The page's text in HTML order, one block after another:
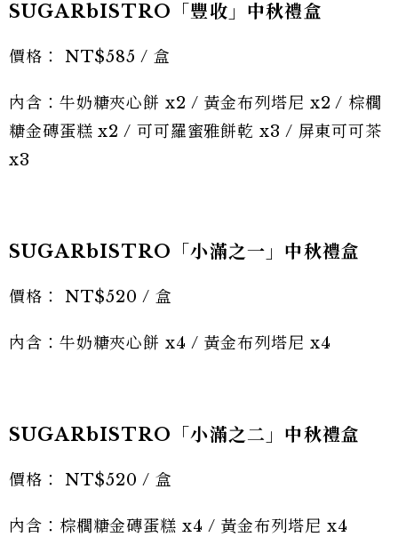
SUGARbISTRO「豐收」中秋禮盒
價格： NT$585 / 盒
內含：牛奶糖夾心餅 x2 / 黃金布列塔尼 x2 / 棕櫚
糖金磚蛋糕 x2 / 可可羅蜜雅餅乾 x3 / 屏東可可茶
x3
SUGARbISTRO「小滿之一」中秋禮盒
價格： NT$520 / 盒
內含：牛奶糖夾心餅 x4 / 黃金布列塔尼 x4
SUGARbISTRO「小滿之二」中秋禮盒
價格： NT$520 / 盒
內含：棕櫚糖金磚蛋糕 x4 / 黃金布列塔尼 x4